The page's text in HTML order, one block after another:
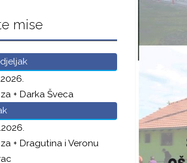
mise
+ Darka Šveca
+ Dragutina i Veronu